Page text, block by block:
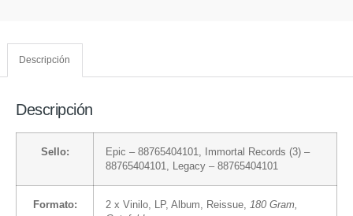
Descripción
Descripción
Sello: Epic – 88765404101, Immortal Records (3) –
88765404101,
Legacy – 88765404101
Formato: 2 x Vinilo , LP, Album, Reissue,
180 Gram,